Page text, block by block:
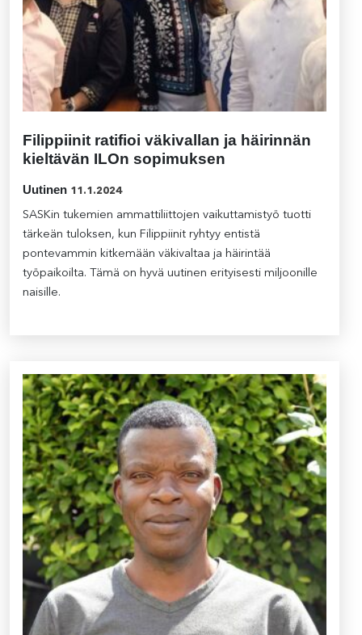
Filippiinit ratifioi väkivallan ja häirinnän
kieltävän ILOn sopimuksen
Uutinen 11.1.2024
SASKin tukemien ammattiliittojen vaikuttamistyö tuotti
tärkeän tuloksen, kun Filippiinit ryhtyy entistä
pontevammin kitkemään väkivaltaa ja häirintää
työpaikoilta. Tämä on hyvä uutinen erityisesti miljoonille
naisille.